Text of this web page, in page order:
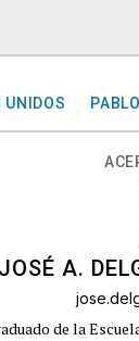
UNIDOS
JOSÉ A.
de la